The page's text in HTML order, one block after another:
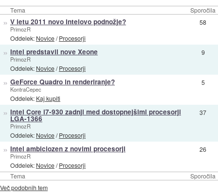
Tema Sporočila
Tema Sporočila
» V letu 2011 novo Intelovo podnožje?
PrimozR
Oddelek: Novice/Procesorji
58
» Intel predstavil nove Xeone
PrimozR
Oddelek: Novice/Procesorji
9
» GeForce Quadro in renderiranje?
KontraCepec
Oddelek: Kaj kupiti
5
» Intel Core i7-930 zadnji med dostopnejšimi procesorji
LGA-1366
PrimozR
Oddelek: Novice/Procesorji
37
» Intel ambiciozen z novimi procesorji
PrimozR
Oddelek: Novice/Procesorji
26
Več podobnih tem